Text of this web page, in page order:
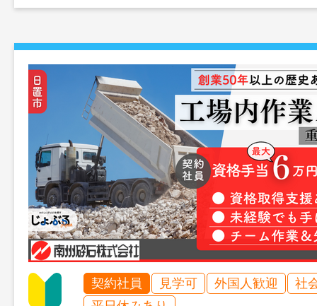
契約社員 見学可 外国人歓迎
社